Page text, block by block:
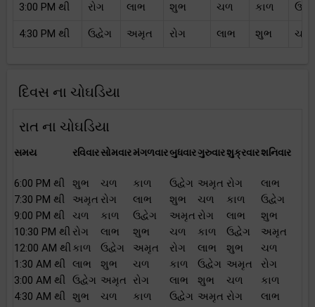
3:00 PM થી રોગ લાભ શુભ ચળ કાળ
4:30 PM થી ઉદ્વેગ અમૃત રોગ લાભ શુભ ચળ
દિવસ ના ચોઘડિયા
રાત ના ચોઘડિયા
સમય રવિવારસોમવારમંગળવારબુધવારગુરુવારશુક્રવારશનિવાર
6:00 PM થી શુભ ચળ કાળ ઉદ્વેગ અમૃત રોગ
લાભ
7:30 PM થી
અમૃત રોગ લાભ શુભ ચળ કાળ
ઉદ્વેગ
9:00 PM થી
ચળ કાળ ઉદ્વેગ અમૃત રોગ લાભ
શુભ
10:30 PM થી રોગ લાભ શુભ ચળ કાળ ઉદ્વેગ
અમૃત
12:00 AM થીકાળ ઉદ્વેગ અમૃત રોગ લાભ શુભ
ચળ
1:30 AM થી લાભ શુભ ચળ કાળ ઉદ્વેગ અમૃત
રોગ
3:00 AM થી ઉદ્વેગ અમૃત રોગ લાભ શુભ ચળ
કાળ
4:30 AM થી શુભ ચળ કાળ ઉદ્વેગ અમૃત રોગ લાભ